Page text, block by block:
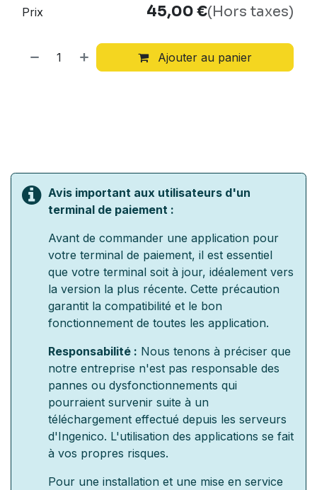
Ajouter au panier
Prix 45,00€(Hors taxes)
Avis important aux utilisateurs d'un
terminal de paiement :
Avant de commander une application pour
votre terminal de paiement, il est essentiel
que votre terminal soit à jour, idéalement vers
la version la plus récente. Cette précaution
garantit la compatibilité et le bon
fonctionnement de toutes les application.
Responsabilité : Nous tenons à préciser que
notre entreprise n'est pas responsable des
pannes ou dysfonctionnements qui
pourraient survenir suite à un
téléchargement effectué depuis les serveurs
d'Ingenico. L'utilisation des applications se fait
à vos propres risques.
Pour une installation et une mise en service